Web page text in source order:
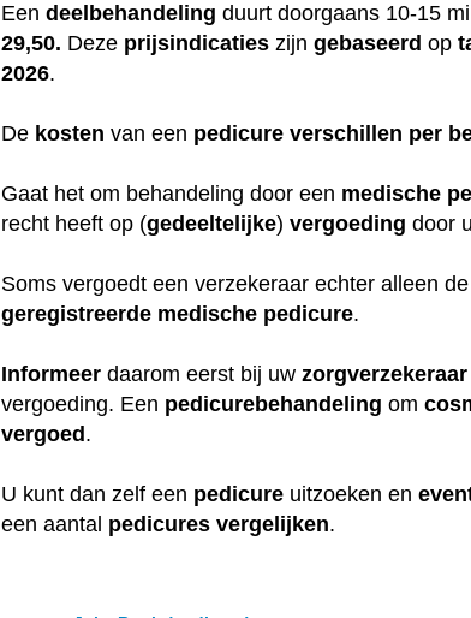
Eendeelbehandeling duurt doorgaans 10-15
29,50. Deze prijsindicaties zijngebaseerd op
2026.
De kosten van een pedicure verschillen per
Gaat het om behandeling door een medische
recht heeft op (gedeeltelijke)vergoeding door
Soms vergoedt een verzekeraar echter alleen
geregistreerde medische pedicure.
Informeer daarom eerst bij uwzorgverzekeraar
vergoeding. Een pedicurebehandeling om
vergoed .
U kunt dan zelf een pedicure uitzoeken en
een aantal pedicures vergelijken.